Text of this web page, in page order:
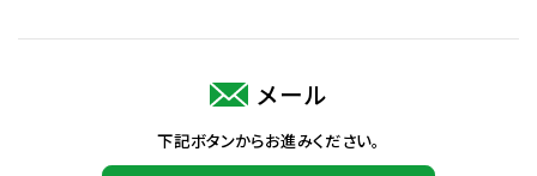
メール
下記ボタンからお進みください。